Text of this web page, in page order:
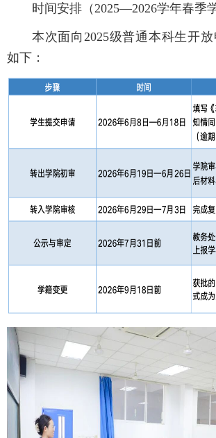
时间安排（2025—2026学年春季
本次面向2025级普通本科生开
如下：